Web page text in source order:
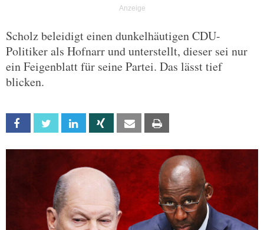
Scholz beleidigt einen dunkelhäutigen CDU-
Politiker als Hofnarr und unterstellt, dieser sei nur
ein Feigenblatt für seine Partei. Das lässt tief
blicken.
Facebook Twitter Linkedin Xing Email